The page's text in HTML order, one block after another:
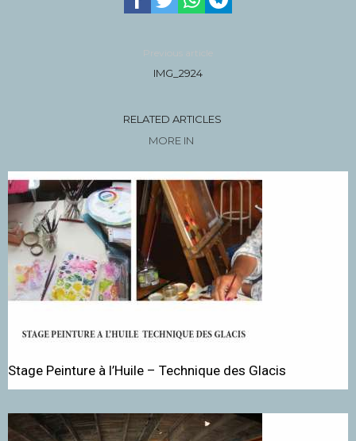
Previous article
IMG_2924
RELATED ARTICLES
MORE IN
Stage Peinture à l’Huile – Technique des Glacis